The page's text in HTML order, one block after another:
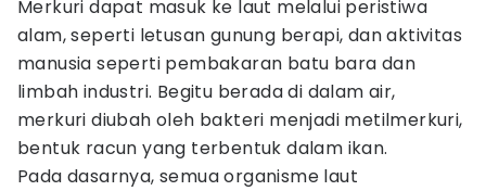
Merkuri dapat masuk ke laut melalui peristiwa
alam, seperti letusan gunung berapi, dan aktivitas
manusia seperti pembakaran batu bara dan
limbah industri. Begitu berada di dalam air,
merkuri diubah oleh bakteri menjadi metilmerkuri,
bentuk racun yang terbentuk dalam ikan.
Pada dasarnya, semua organisme laut